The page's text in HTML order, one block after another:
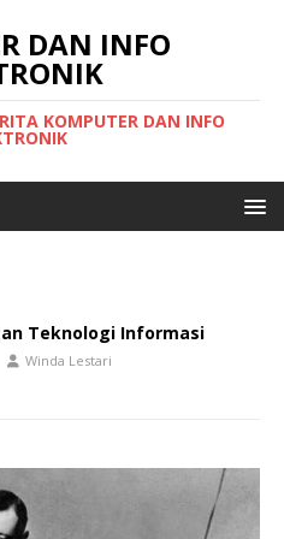
DAN INFO
KOMPUTER DAN INFO
Teknologi Informasi
Winda Lestari